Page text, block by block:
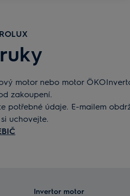
motor nebo motor
zakoupení.
potřebné údaje. E-mailem
uchovejte.
Invertor motor